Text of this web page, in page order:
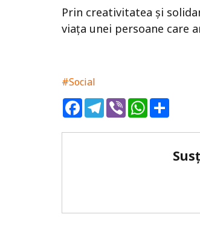
Prin creativitatea și
viața unei persoane care
#Social
FacebookTelegram
ViberWhatsApp